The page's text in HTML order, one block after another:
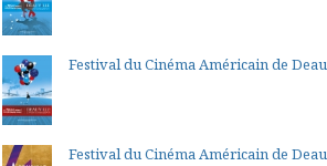
Festival du Cinéma Américain de
Festival du Cinéma Américain de